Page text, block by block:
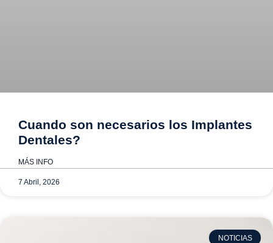
Cuando son necesarios los Implantes
Dentales?
MÁS INFO
7 Abril, 2026
NOTICIAS